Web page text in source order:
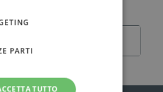
PARTI
TUTTO